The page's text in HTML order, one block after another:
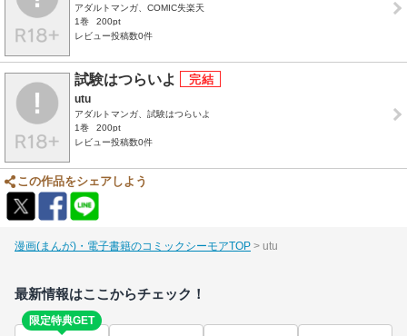
アダルトマンガ、COMIC失楽天
1巻
200pt
レビュー投稿数0件
試験はつらいよ
utu
アダルトマンガ、試験はつらいよ
1巻
200pt
レビュー投稿数0件
この作品をシェアしよう
漫画(まんが)・電子書籍のコミックシーモアTOP utu
最新情報はここからチェック！
限定特典GET